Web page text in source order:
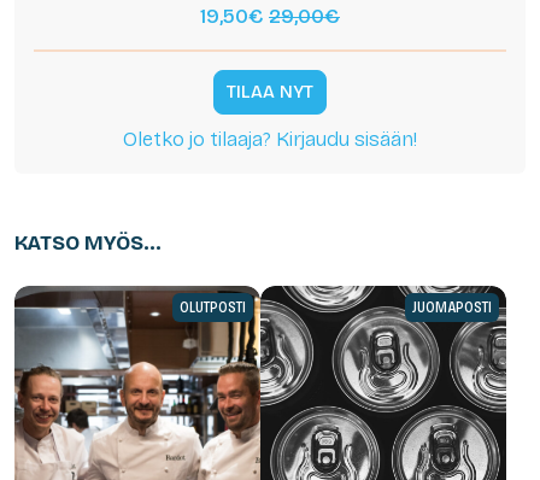
19,50€ 29,00€
TILAA NYT
Oletko jo tilaaja? Kirjaudu sisään!
KATSO MYÖS...
OLUTPOSTI JUOMAPOSTI